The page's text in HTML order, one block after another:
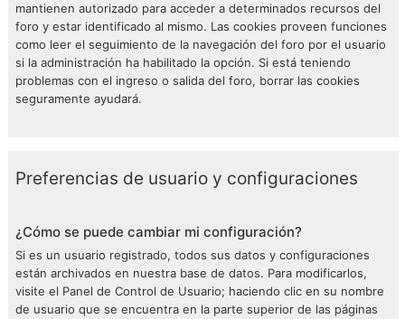
mantienen autorizado para acceder a determinados recursos del
foro y estar identificado al mismo. Las cookies proveen funciones
como leer el seguimiento de la navegación del foro por el usuario
si la administración ha habilitado la opción. Si está teniendo
problemas con el ingreso o salida del foro, borrar las cookies
seguramente ayudará.
Preferencias de usuario y configuraciones
¿Cómo se puede cambiar mi configuración?
Si es un usuario registrado, todos sus datos y configuraciones
están archivados en nuestra base de datos. Para modificarlos,
visite el Panel de Control de Usuario; haciendo clic en su nombre
de usuario que se encuentra en la parte superior de las páginas